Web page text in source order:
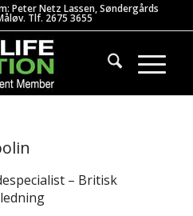
Peter Netz Lassen, Søndergårds
Tlf. 2675 3655
– Britisk